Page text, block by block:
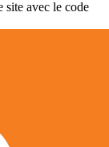
avec le code